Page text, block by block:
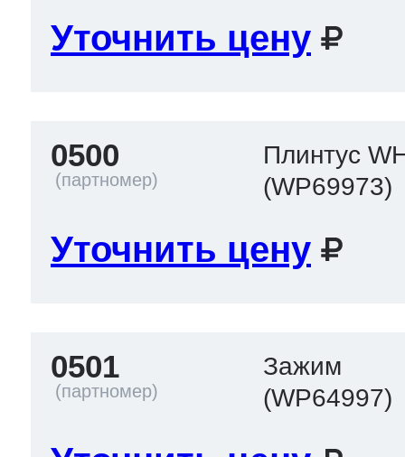
Уточнить цену
0500
Плинтус
(WP69973)
Уточнить цену
0501
Зажим
(WP64997)